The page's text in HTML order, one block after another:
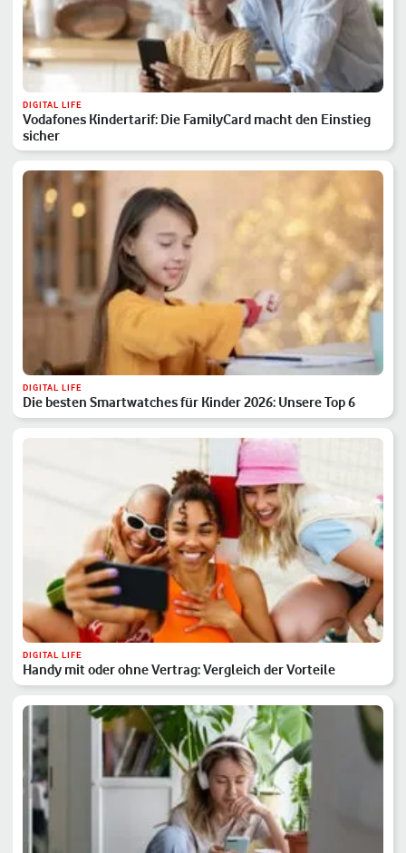
DIGITAL LIFE
Vodafones Kindertarif: Die FamilyCard macht den Einstieg
sicher
DIGITAL LIFE
Die besten Smartwatches für Kinder 2026: Unsere Top 6
DIGITAL LIFE
Handy mit oder ohne Vertrag: Vergleich der Vorteile